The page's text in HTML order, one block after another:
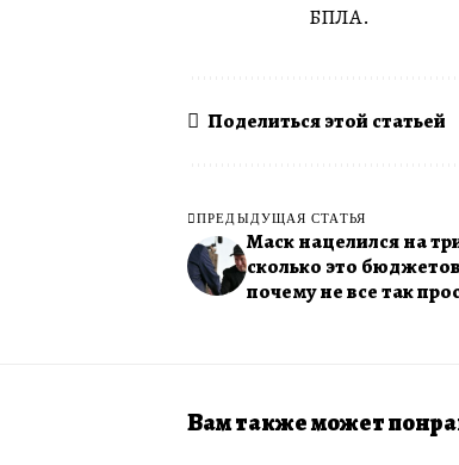
БПЛА.
Поделиться этой статьей
ПРЕДЫДУЩАЯ СТАТЬЯ
Маск нацелился на
сколько это
почему не все так
Вам также может